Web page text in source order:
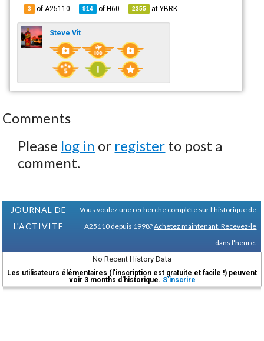
3 of A25110 914 ofH60 2355 atYBRK
Steve Vit
Comments
Please log in or register to post a
comment.
JOURNAL DE
L'ACTIVITE
Vous voulez une recherche complète sur l'historique de
A25110 depuis 1998?Achetez maintenant. Recevez-le
dans l'heure.
No Recent History Data
Les utilisateurs élémentaires (l'inscription est gratuite et facile !) peuvent
voir 3 months d'historique. S'inscrire